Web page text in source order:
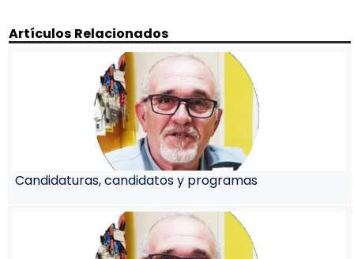
Artículos Relacionados
Candidaturas, candidatos y programas